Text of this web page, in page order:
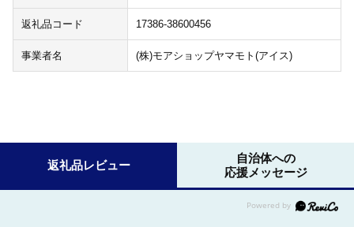
返礼品コード 17386-38600456
事業者名 (株)モアショップヤマモト(アイス)
返礼品レビュー
自治体への
応援メッセージ